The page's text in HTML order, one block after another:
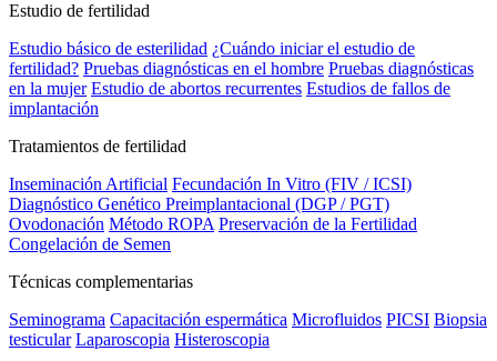
Estudio de fertilidad
Estudio básico de esterilidad ¿Cuándo iniciar el estudio de
fertilidad? Pruebas diagnósticas en el hombre Pruebas diagnósticas
en la mujer Estudio de abortos recurrentes Estudios de fallos de
implantación
Tratamientos de fertilidad
Inseminación Artificial Fecundación In Vitro (FIV / ICSI)
Diagnóstico Genético Preimplantacional (DGP / PGT)
Ovodonación Método ROPA Preservación de la Fertilidad
Congelación de Semen
Técnicas complementarias
Seminograma Capacitación espermática Microfluidos PICSI Biopsia
testicular Laparoscopia Histeroscopia